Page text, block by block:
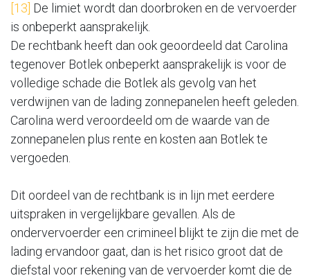
[13] De limiet wordt dan doorbroken en de vervoerder
is onbeperkt aansprakelijk.
De rechtbank heeft dan ook geoordeeld dat Carolina
tegenover Botlek onbeperkt aansprakelijk is voor de
volledige schade die Botlek als gevolg van het
verdwijnen van de lading zonnepanelen heeft geleden.
Carolina werd veroordeeld om de waarde van de
zonnepanelen plus rente en kosten aan Botlek te
vergoeden.
Dit oordeel van de rechtbank is in lijn met eerdere
uitspraken in vergelijkbare gevallen. Als de
ondervervoerder een crimineel blijkt te zijn die met de
lading ervandoor gaat, dan is het risico groot dat de
diefstal voor rekening van de vervoerder komt die de